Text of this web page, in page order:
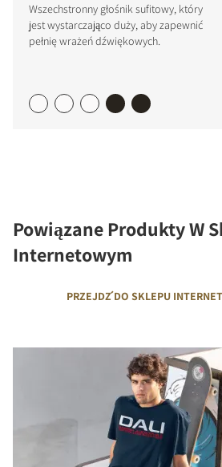
Wszechstronny głośnik sufitowy, który
jest wystarczająco duży, aby zapewnić
pełnię wrażeń dźwiękowych.
Powiązane Produkty W
Internetowym
PRZEJDŹ DO SKLEPU